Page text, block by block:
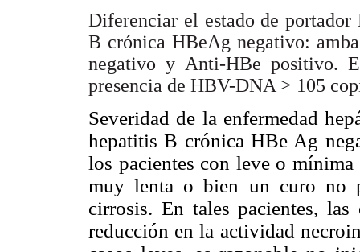
Diferenciar el estado de
B crónica HBeAg negativo:
negativo y Anti-HBe positivo.
presencia de HBV-DNA > 105
Severidad de la enfermedad
hepatitis B crónica HBe Ag
los pacientes con leve o mínima
muy lenta o bien un curo no
cirrosis. En tales pacientes,
reducción en la actividad